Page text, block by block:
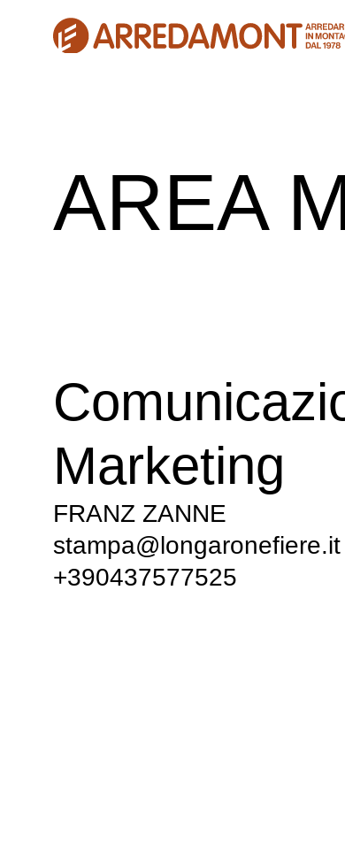
AREA
Marketing
FRANZ ZANNE
stampa@longaronefiere.it
+390437577525